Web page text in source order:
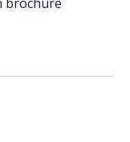
brochure